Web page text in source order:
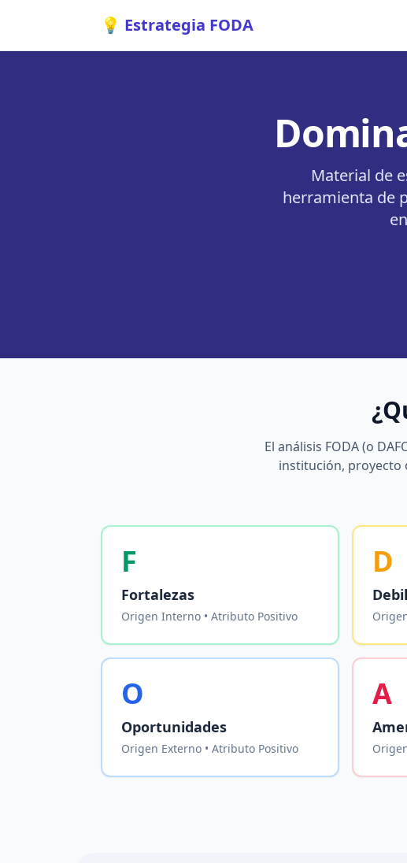
💡 Estrategia FODA
Material de
herramienta de
El análisis FODA (o
institución, proyecto
F
Fortalezas
Origen Interno • Atributo Positivo
D
O
Oportunidades
Origen Externo • Atributo Positivo
A